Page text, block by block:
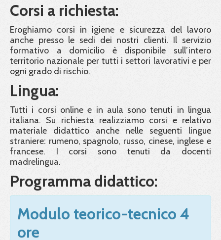
Corsi a richiesta:
Eroghiamo corsi in igiene e sicurezza del lavoro
anche presso le sedi dei nostri clienti. Il servizio
formativo a domicilio è disponibile sull’intero
territorio nazionale per tutti i settori lavorativi e per
ogni grado di rischio.
Lingua:
Tutti i corsi online e in aula sono tenuti in lingua
italiana. Su richiesta realizziamo corsi e relativo
materiale didattico anche nelle seguenti lingue
straniere: rumeno, spagnolo, russo, cinese, inglese e
francese. I corsi sono tenuti da docenti
madrelingua.
Programma didattico:
Modulo teorico-tecnico 4
ore